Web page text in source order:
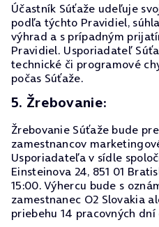
Účastník Súťaže udeľuje
podľa týchto Pravidiel,
výhrad a s prípadným
Pravidiel. Usporiadateľ
technické či programové
počas Súťaže.
5. Žrebovanie:
Žrebovanie Súťaže bude
zamestnancov
Usporiadateľa v sídle
Einsteinova 24, 851 01
15:00. Výhercu bude s
zamestnanec O2 Slovakia
priebehu 14 pracovných